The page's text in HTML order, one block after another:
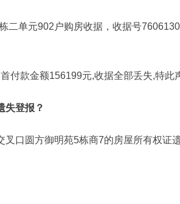
二单元902户购房收据，收据号
付款金额156199元,收据全部丢失,特此
失登报？
口圆方御明苑5栋商7的房屋所有权证